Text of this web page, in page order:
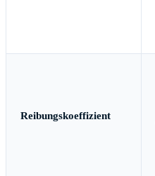
Reibungskoeffizient